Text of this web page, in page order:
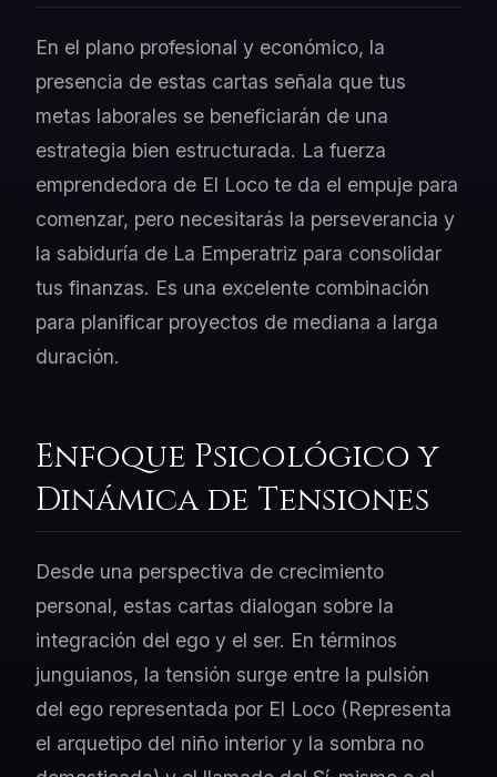
En el plano profesional y económico, la
presencia de estas cartas señala que tus
metas laborales se beneficiarán de una
estrategia bien estructurada. La fuerza
emprendedora de El Loco te da el empuje para
comenzar, pero necesitarás la perseverancia y
la sabiduría de La Emperatriz para consolidar
tus finanzas. Es una excelente combinación
para planificar proyectos de mediana a larga
duración.
Enfoque Psicológico y
Dinámica de Tensiones
Desde una perspectiva de crecimiento
personal, estas cartas dialogan sobre la
integración del ego y el ser. En términos
junguianos, la tensión surge entre la pulsión
del ego representada por El Loco (Representa
el arquetipo del niño interior y la sombra no